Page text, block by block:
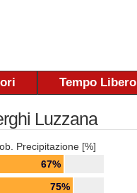
Tempo Libero
Luzzana
Precipitazione [%]
67%
75%